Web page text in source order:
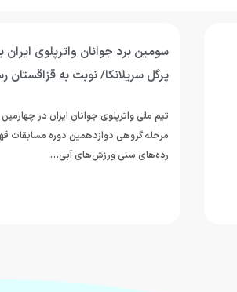
سومین برد جوانان واترپلوی
پرگل سریلانکا/ نوبت به قزاقستان
تیم ملی واترپلوی جوانان ایران در
مرحله گروهی دوازدهمین دوره مسابقات
رده‌های سنی ورزش‌های آبی…